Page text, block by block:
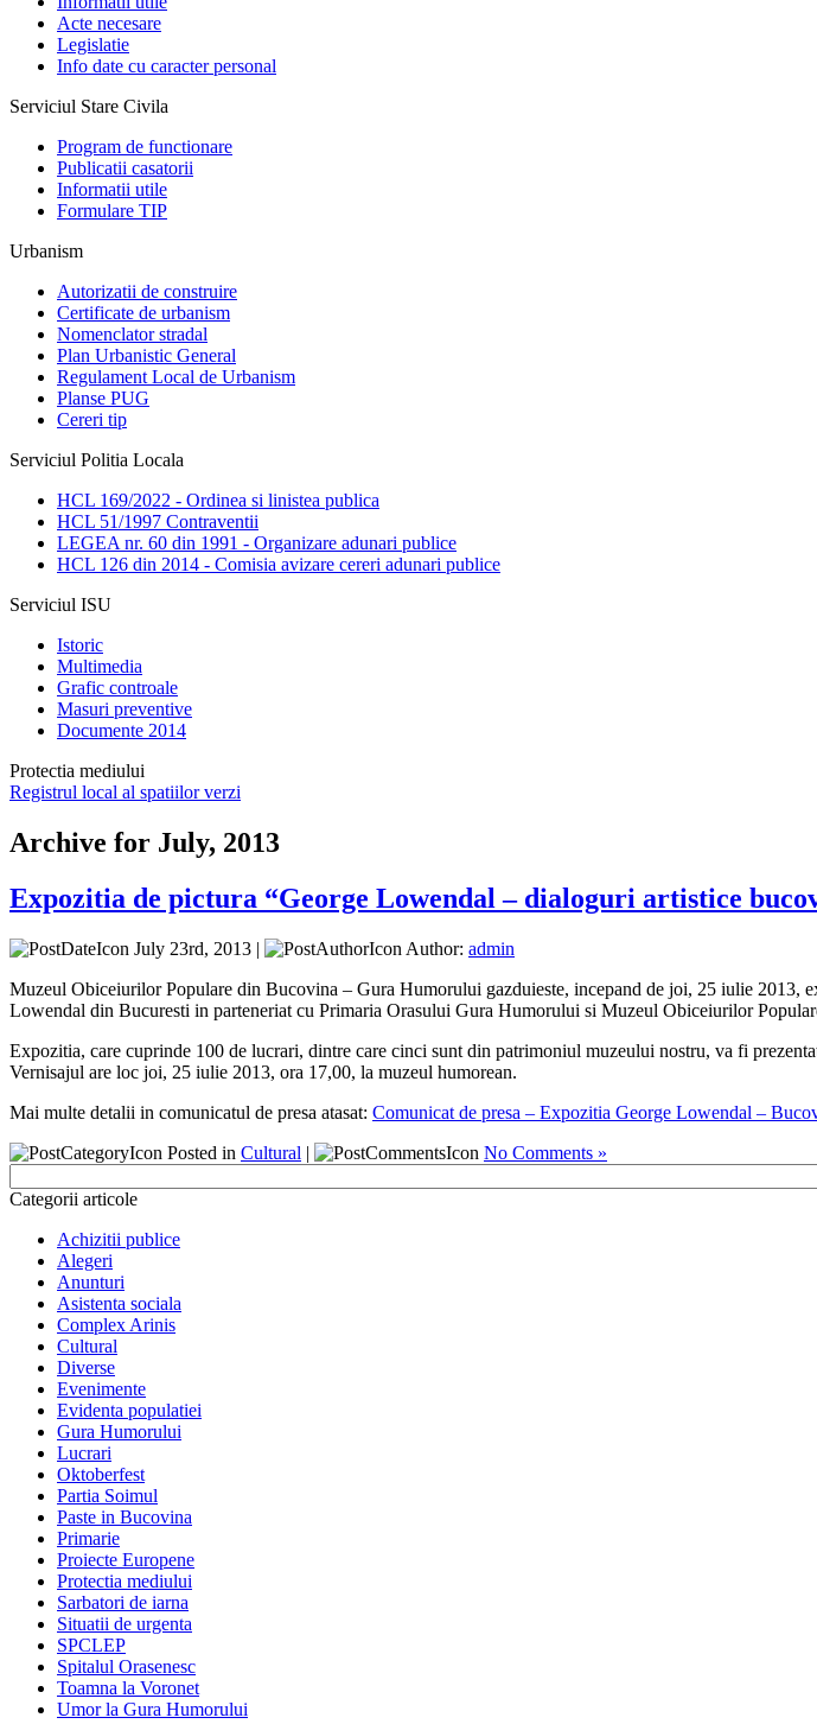
Acte necesare
Legislatie
Info date cu caracter personal
Serviciul Stare Civila
Program de functionare
Publicatii casatorii
Informatii utile
Formulare TIP
Urbanism
Autorizatii de construire
Certificate de urbanism
Nomenclator stradal
Plan Urbanistic General
Regulament Local de Urbanism
Planse PUG
Cereri tip
Serviciul Politia Locala
HCL 169/2022 - Ordinea si linistea publica
HCL 51/1997 Contraventii
LEGEA nr. 60 din 1991 - Organizare adunari publice
HCL 126 din 2014 - Comisia avizare cereri adunari publice
Serviciul ISU
Istoric
Multimedia
Grafic controale
Masuri preventive
Documente 2014
Protectia mediului
Registrul local al spatiilor verzi
Archive for July, 2013
Expozitia de pictura “George Lowendal – dialoguri artistice
July 23rd, 2013 | Author: admin
Muzeul Obiceiurilor Populare din Bucovina – Gura Humorului gazduieste, incepand de joi, 25 iulie 2013,
Lowendal din Bucuresti in parteneriat cu Primaria Orasului Gura Humorului si Muzeul Obiceiurilor
Expozitia, care cuprinde 100 de lucrari, dintre care cinci sunt din patrimoniul muzeului nostru, va fi
Vernisajul are loc joi, 25 iulie 2013, ora 17,00, la muzeul humorean.
Mai multe detalii in comunicatul de presa atasat: Comunicat de presa – Expozitia George Lowendal –
Posted in Cultural | No Comments »
Categorii articole
Achizitii publice
Alegeri
Anunturi
Asistenta sociala
Complex Arinis
Cultural
Diverse
Evenimente
Evidenta populatiei
Gura Humorului
Lucrari
Oktoberfest
Partia Soimul
Paste in Bucovina
Primarie
Proiecte Europene
Protectia mediului
Sarbatori de iarna
Situatii de urgenta
SPCLEP
Spitalul Orasenesc
Toamna la Voronet
Umor la Gura Humorului